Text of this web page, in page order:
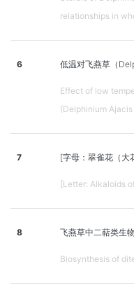
relationships in
6 低温对飞燕草（
Effect of low
(Delphinium
7 [字母：翠雀花（大
[Letter: Alkaloids
8 飞燕草中二萜类生
Biosynthesis of